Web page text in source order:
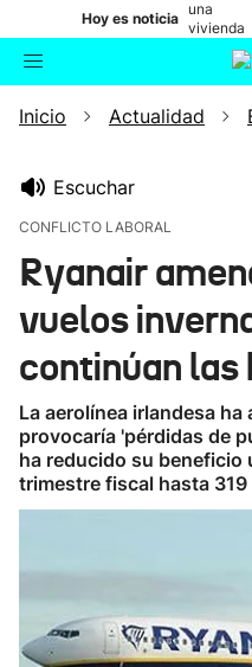
Hoy es noticia
una
vivienda
de Bilbao
Buscador
Inicio Actualidad
Escuchar
CONFLICTO LABORAL
Ryanair
vuelos
continúan las
La aerolínea irlandesa
provocaría 'pérdidas de
ha reducido su beneficio
trimestre fiscal hasta